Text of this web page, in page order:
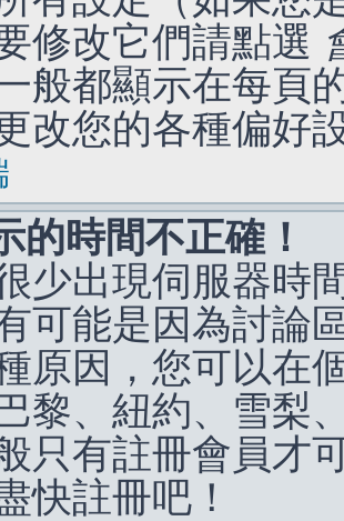
修改它們請點選
般都顯示在每頁
改您的各種偏好
的時間不正確！
少出現伺服器時
可能是因為討論
原因，您可以在
黎、紐約、雪梨
只有註冊會員才
快註冊吧！